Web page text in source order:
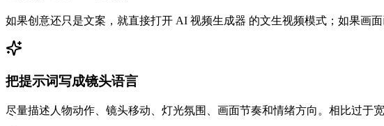
如果创意还只是文案，就直接打开 AI 视频生成器 的文生视频模式；如果画
把提示词写成镜头语言
尽量描述人物动作、镜头移动、灯光氛围、画面节奏和情绪方向。相比过于